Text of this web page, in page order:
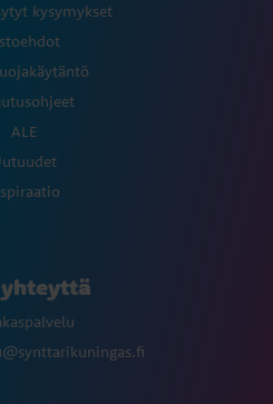
kysymykset
ALE